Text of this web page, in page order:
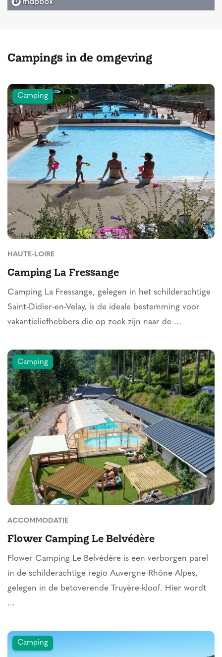
Campings in de omgeving
Camping
HAUTE-LOIRE
Camping La Fressange
Camping La Fressange, gelegen in het schilderachtige
Saint-Didier-en-Velay, is de ideale bestemming voor
vakantieliefhebbers die op zoek zijn naar de ...
Camping
ACCOMMODATIE
Flower Camping Le Belvédère
Flower Camping Le Belvédère is een verborgen parel
in de schilderachtige regio Auvergne-Rhône-Alpes,
gelegen in de betoverende Truyère-kloof. Hier wordt
...
Camping